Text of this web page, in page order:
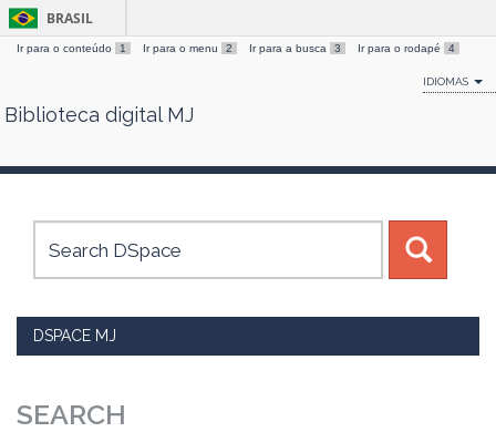
Skip
BRASIL
Ir para o conteúdo 1 Ir para o menu 2 Ir para a busca 3 Ir para o rodapé 4
IDIOMAS
Biblioteca digital MJ
DSPACE MJ
SEARCH